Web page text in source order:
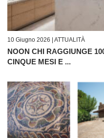
10 Giugno 2026 | ATTUALITÀ
NOON CHI RAGGIUNGE
CINQUE MESI E ...